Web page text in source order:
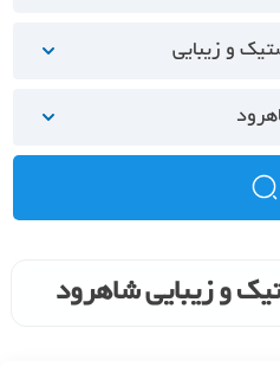
و زیبایی
و زیبایی شاهرود